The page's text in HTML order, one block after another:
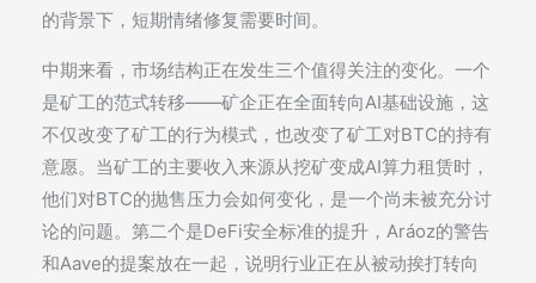
的背景下，短期情绪修复需要时间。
中期来看，市场结构正在发生三个值得关注的变化。一个
是矿工的范式转移——矿企正在全面转向AI基础设施，这
不仅改变了矿工的行为模式，也改变了矿工对BTC的持有
意愿。当矿工的主要收入来源从挖矿变成AI算力租赁时，
他们对BTC的抛售压力会如何变化，是一个尚未被充分讨
论的问题。第二个是DeFi安全标准的提升，Aráoz的警告
和Aave的提案放在一起，说明行业正在从被动挨打转向